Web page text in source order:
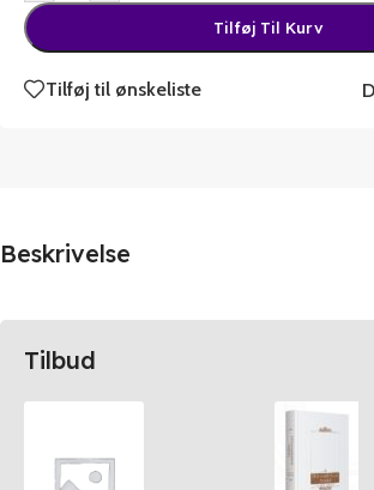
Tilføj Til Kurv
Tilføj til ønskeliste
Beskrivelse
Tilbud